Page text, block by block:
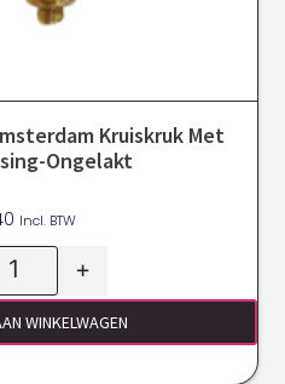
Kruiskruk Met
Ongelakt
Incl. BTW
+
WINKELWAGEN